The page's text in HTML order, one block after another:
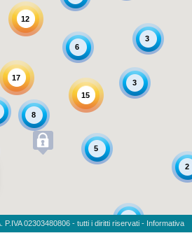
5
12
15
6
17
8
2
3
3
02303480806 - tutti i diritti riservati - Informativa